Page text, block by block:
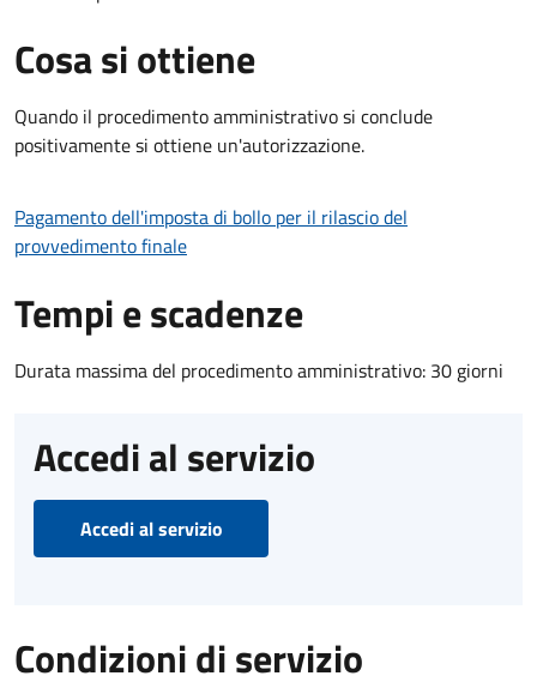
Cosa si ottiene
Quando il procedimento amministrativo si conclude
positivamente si ottiene un'autorizzazione.
Pagamento dell'imposta di bollo per il rilascio del
provvedimento finale
Tempi e scadenze
Durata massima del procedimento amministrativo: 30 giorni
Accedi al servizio
Accedi al servizio
Condizioni di servizio